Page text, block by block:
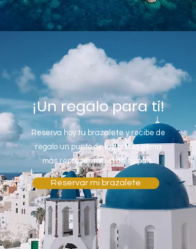
¡Un regalo para ti!
Reserva hoy tu brazalete y recibe de
regalo un punto de luz con la gema
más representativa de tu país.
Reservar mi brazalete